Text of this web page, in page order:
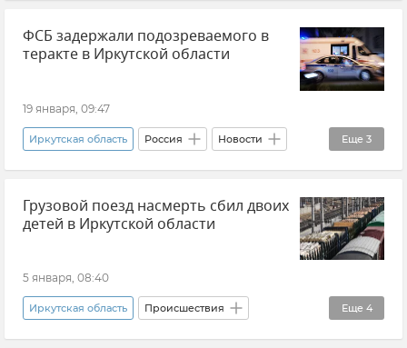
ФСБ задержали подозреваемого в
теракте в Иркутской области
19 января, 09:47
Еще 3
Иркутская область Россия Новости
Теракт Ирина Волк
Грузовой поезд насмерть сбил двоих
детей в Иркутской области
5 января, 08:40
Еще 4
Иркутская область Происшествия
Игорь Кобзев Поезд дети